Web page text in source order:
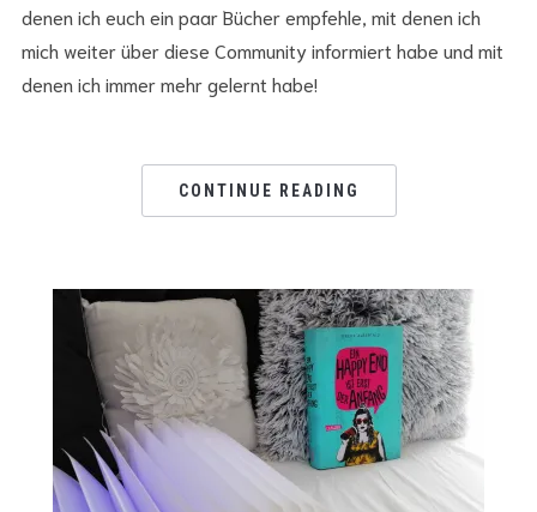
denen ich euch ein paar Bücher empfehle, mit denen ich
mich weiter über diese Community informiert habe und mit
denen ich immer mehr gelernt habe!
CONTINUE READING